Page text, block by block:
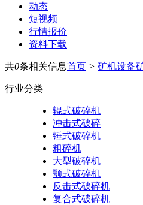
动态
短视频
行情报价
资料下载
共0条相关信息首页 > 矿机设备
行业分类
辊式破碎机
冲击式破碎
锤式破碎机
粗碎机
大型破碎机
颚式破碎机
反击式破碎机
复合式破碎机